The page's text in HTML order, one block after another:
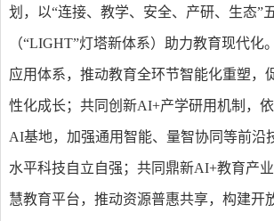
划，以“连接、教学、安全、产研、生态”
（“LIGHT”灯塔新体系）助力教育现代化
应用体系，推动教育全环节智能化重塑，
性化成长；共同创新AI+产学研用机制，
AI基地，加强通用智能、量智协同等前沿
水平科技自立自强；共同鼎新AI+教育产
慧教育平台，推动资源普惠共享，构建开